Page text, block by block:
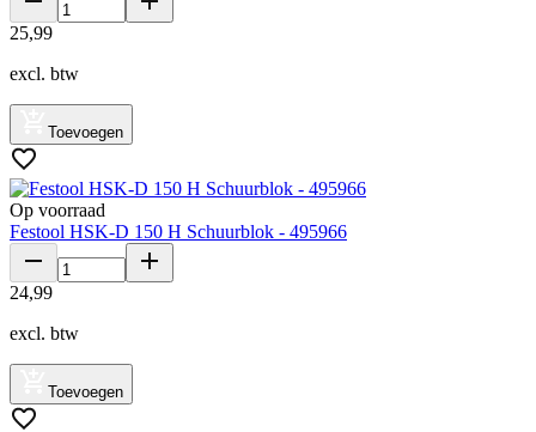
25,99
excl. btw
Toevoegen
Op voorraad
Festool HSK-D 150 H Schuurblok - 495966
24,99
excl. btw
Toevoegen